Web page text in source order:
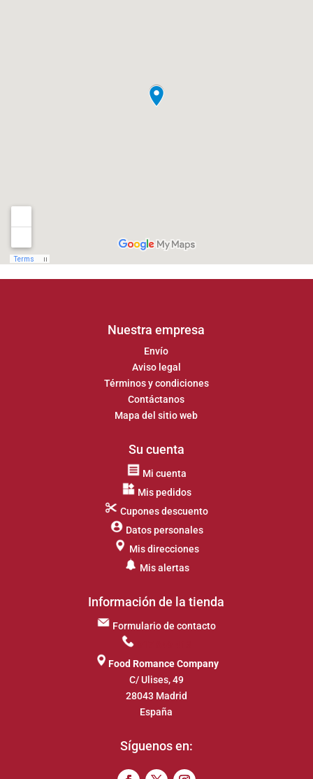
Nuestra empresa
Envío
Aviso legal
Términos y condiciones
Contáctanos
Mapa del sitio web
Su cuenta
Mi cuenta
Mis pedidos
Cupones descuento
Datos personales
Mis direcciones
Mis alertas
Información de la tienda
Formulario de contacto
Food Romance Company
C/ Ulises, 49
28043 Madrid
España
Síguenos en: